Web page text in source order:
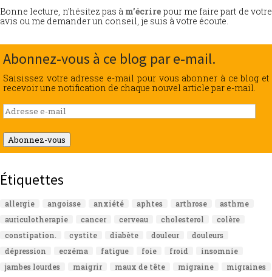
Bonne lecture, n’hésitez pas à m’écrire pour me faire part de votre
avis ou me demander un conseil, je suis à votre écoute.
Abonnez-vous à ce blog par e-mail.
Saisissez votre adresse e-mail pour vous abonner à ce blog et
recevoir une notification de chaque nouvel article par e-mail.
Adresse
e-
mail
Abonnez-vous
Étiquettes
allergie angoisse anxiété aphtes arthrose
asthme
auriculotherapie
cancer cerveau cholesterol
colère
constipation.
cystite diabète douleur
douleurs
dépression
eczéma fatigue foie froid
insomnie
jambes lourdes
maigrir maux de tête migraine
migraines